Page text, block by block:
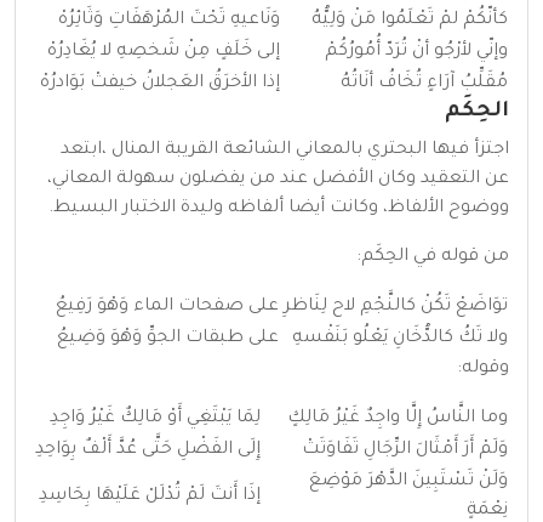
كأنّكُمْ لمْ تَعْلَمُوا مَنْ وَلِيُّهُ
وَنَاعيهِ تَحْتَ المُرْهَفَاتِ وَثَائِرُهْ
وإنّي لأرْجُو أنْ تُرَدّ أُمُورُكُمْ
إلى خَلَفٍ مِنْ شَخصِهِ لا يُغَادِرُهْ
مُقَلِّبُ آرَاءٍ تُخَافُ أنَاتُهُ
إذا الأخرَقُ العَجلانُ خيفتْ بَوَادرُهْ
الحِكَم
اجتزأ فيها البحتري بالمعاني الشائعة القريبة المنال ،ابتعد
عن التعقيد وكان الأفضل عند من يفضلون سهولة المعاني،
ووضوح الألفاظ، وكانت أيضا ألفاظه وليدة الاختبار البسيط.
من قوله في الحِكَم:
توَاضَعْ تَكُنْ كالنَّجْمِ لاح لِنَاظرِ على صفحات الماء وَهْوَ رَفِيعُ
ولا تَكُ كالدُّخَانِ يَعْلُو بَنَفْسهِ
على طبقات الجوِّ وَهْوَ وَضِيعُ
وقوله:
وما النَّاسُ إِلَّا واجِدٌ غَيْرُ مَالِكٍ
لِمَا يَبْتَغِي أَوْ مَالِكٌ غَيْرُ وَاجِدِ
وَلَمْ أَرَ أَمْثَالَ الرِّجَالِ تَفَاوَتَتْ
إِلَى الفَضْلِ حَتَّى عُدَّ أَلْفٌ بِوَاحِدِ
وَلَنْ تَسْتَبِينَ الدَّهْرَ مَوْضِعَ
نِعْمَةٍ
إذَا أَنتَ لَمْ تُدْلَلْ عَلَيْهَا بِحَاسِدِ